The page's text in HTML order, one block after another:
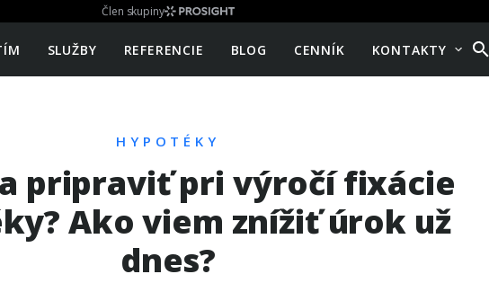
Člen skupiny
SLUŽBY REFERENCIE BLOG CENNÍK KONTAKTY
HYPOTÉKY
pripraviť pri výročí fixácie
Ako viem znížiť úrok už
dnes?